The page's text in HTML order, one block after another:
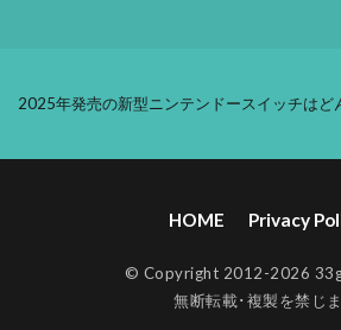
2025年発売の新型ニンテンドースイッチはど
HOME Privacy
© Copyright 2012-2026
無断転載･複製を禁じ